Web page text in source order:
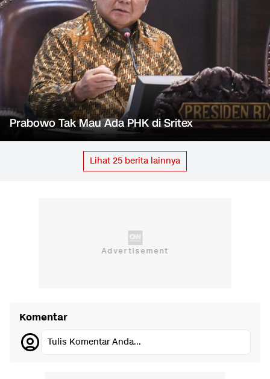
Prabowo Tak Mau Ada PHK di Sritex
Lihat 25 berita lainnya
Komentar
Tulis Komentar Anda...